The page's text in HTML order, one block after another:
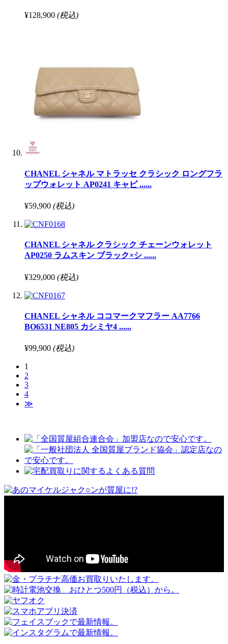
¥128,900 (税込)
CHANEL シャネル マトラッセ クラシック ロングフラ
ップウォレット AP0241 キャビ ......
¥59,900 (税込)
CHANEL シャネル クラシック チェーンウォレット
AP0250 ラムスキン ブラック×シ ......
¥329,000 (税込)
CHANEL シャネル ココマークマフラー AA7766
BO6531 NE805 カシミヤ4 ......
¥99,900 (税込)
1
2
3
4
≫